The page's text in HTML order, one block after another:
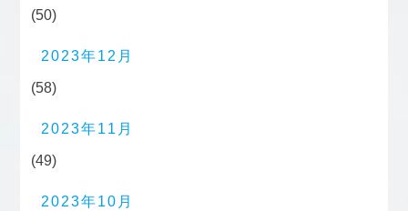
(50)
2023年12月
(58)
2023年11月
(49)
2023年10月